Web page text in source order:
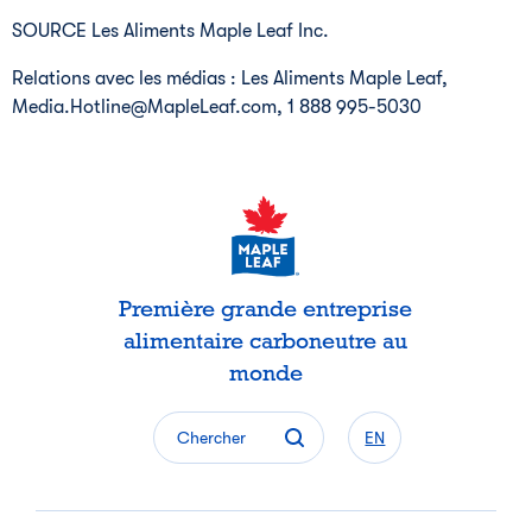
SOURCE Les Aliments Maple Leaf Inc.
Relations avec les médias : Les Aliments Maple Leaf,
Media.Hotline@MapleLeaf.com, 1 888 995-5030
Première grande entreprise
alimentaire carboneutre au
monde
Chercher EN